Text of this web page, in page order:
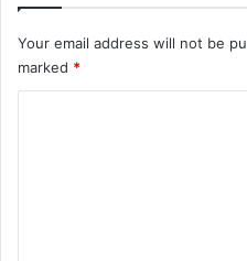
Your email address will not be
marked *